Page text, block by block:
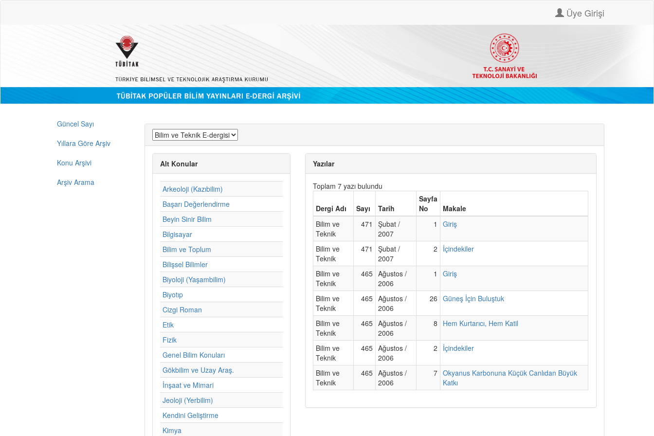
Üye Girişi
Güncel Sayı
Yıllara Göre Arşiv
Konu Arşivi
Arşiv Arama
Alt Konular
Arkeoloji (Kazıbilim)
Başarı Değerlendirme
Beyin Sinir Bilim
Bilgisayar
Bilim ve Toplum
Bilişsel Bilimler
Biyoloji (Yaşambilim)
Biyotıp
Cizgi Roman
Etik
Fizik
Genel Bilim Konuları
Gökbilim ve Uzay Araş.
İnşaat ve Mimari
Jeoloji (Yerbilim)
Kendini Geliştirme
Kimya
Yazılar
Toplam 7 yazı bulundu
Dergi Adı Sayı Tarih
Sayfa
No
Makale
Bilim ve
Teknik
471
Şubat /
2007
1 Giriş
Bilim ve
Teknik
471
Şubat /
2007
2 İçindekiler
Bilim ve
Teknik
465 Ağustos /
2006
1 Giriş
Bilim ve
Teknik
465 Ağustos /
2006
26 Güneş İçin Buluştuk
Bilim ve
Teknik
465 Ağustos /
2006
8 Hem Kurtarıcı, Hem Katil
Bilim ve
Teknik
465 Ağustos /
2006
2 İçindekiler
Bilim ve
Teknik
465 Ağustos /
2006
7 Okyanus Karbonuna Küçük Canlıdan Büyük
Katkı